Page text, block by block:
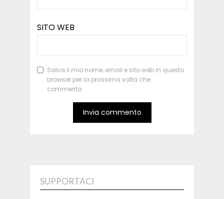
SITO WEB
Salva il mio nome, email e sito web in questo
browser per la prossima volta che
commento.
SUPPORTACI